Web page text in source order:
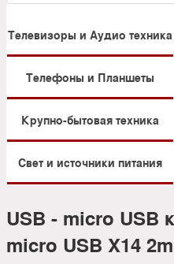
Телевизоры и Аудио техника
Телефоны и Планшеты
Крупно-бытовая техника
Свет и источники питания
USB - micro USB
micro USB X14